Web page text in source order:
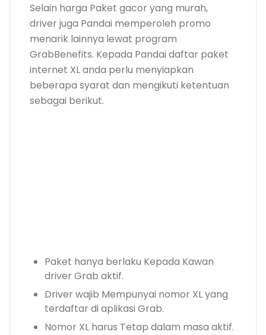
Selain harga Paket gacor yang murah,
driver juga Pandai memperoleh promo
menarik lainnya lewat program
GrabBenefits. Kepada Pandai daftar paket
internet XL anda perlu menyiapkan
beberapa syarat dan mengikuti ketentuan
sebagai berikut.
Paket hanya berlaku Kepada Kawan
driver Grab aktif.
Driver wajib Mempunyai nomor XL yang
terdaftar di aplikasi Grab.
Nomor XL harus Tetap dalam masa aktif.